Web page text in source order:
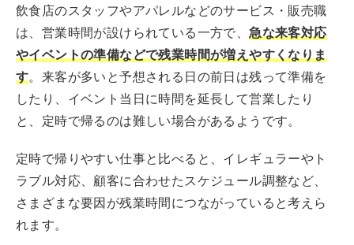
飲食店のスタッフやアパレルなどのサービス・販売職
は、営業時間が設けられている一方で、急な来客対応
やイベントの準備などで残業時間が増えやすくなりま
す。来客が多いと予想される日の前日は残って準備を
したり、イベント当日に時間を延長して営業したり
と、定時で帰るのは難しい場合があるようです。
定時で帰りやすい仕事と比べると、イレギュラーやト
ラブル対応、顧客に合わせたスケジュール調整など、
さまざまな要因が残業時間につながっていると考えら
れます。